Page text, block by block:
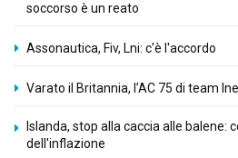
soccorso è un reato
Assonautica, Fiv, Lni: c'è l'accordo
Varato il Britannia, l’AC 75 di team
Islanda, stop alla caccia alle balene:
dell'inflazione